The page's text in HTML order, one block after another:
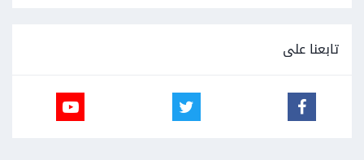
تابعنا على